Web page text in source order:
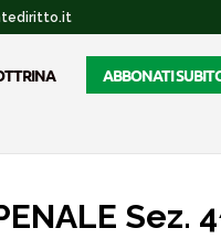
ABBONATI